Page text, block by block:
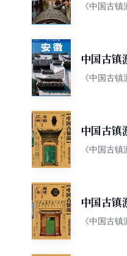
《中国古
中国古镇
《中国古
中国古镇
《中国古
中国古镇
《中国古